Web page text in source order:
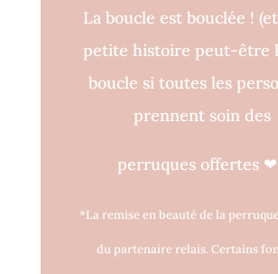
La boucle est bouclée !
petite histoire peut-être
boucle si toutes les
prennent soin des
perruques offertes
*La remise en beauté de la
du partenaire relais. Certains